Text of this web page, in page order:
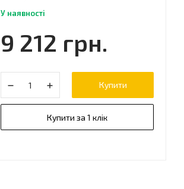
У наявності
9 212 грн.
Купити
Купити за 1 клік